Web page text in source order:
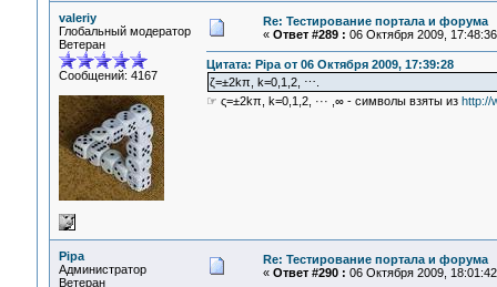
valeriy
Глобальный модератор
Ветеран
Сообщений: 4167
Re: Тестирование портала и форума
« Ответ #289 : 06 Октября 2009,
Цитата: Pipa от 06 Октября 2009, 17:39:28
ζ=±2kπ, k=0,1,2, ⋯.
☞ ς=±2kπ, k=0,1,2, ··· ,∞ - символы взяты из http://
Pipa
Администратор
Ветеран
Re: Тестирование портала и форума
« Ответ #290 : 06 Октября 2009,